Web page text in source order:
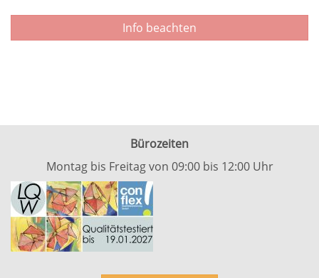
Info beachten
Bürozeiten
Montag bis Freitag von 09:00 bis 12:00 Uhr